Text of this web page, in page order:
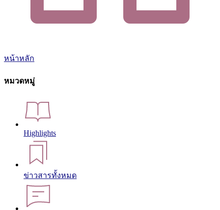
หน้าหลัก
หมวดหมู่
Highlights
ข่าวสารทั้งหมด